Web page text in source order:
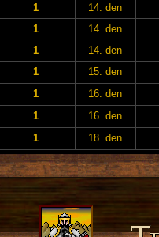
1
14. den
1
14. den
1
14. den
1
15. den
1
16. den
1
16. den
1 18. den